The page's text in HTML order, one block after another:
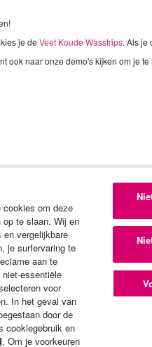
je de Veet Koude Wasstrips. Als je
ook naar onze demo's kijken om je
PRODUCTEN
PRIVACYBELEID
SITEMAP
om deze
te slaan. Wij en
en vergelijkbare
je surfervaring te
aan te
essentiële
voor
In het geval van
door de
cookiegebruik en
. Om je voorkeuren